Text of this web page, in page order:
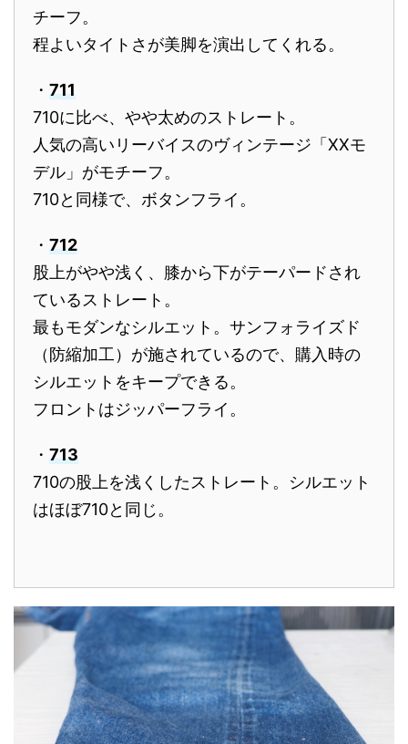
チーフ。
程よいタイトさが美脚を演出してくれる。
・ 711
710に比べ、やや太めのストレート。
人気の高いリーバイスのヴィンテージ「XXモ
デル」がモチーフ。
710と同様で、ボタンフライ。
・ 712
股上がやや浅く、膝から下がテーパードされ
ているストレート。
最もモダンなシルエット。サンフォライズド
（防縮加工）が施されているので、購入時の
シルエットをキープできる。
フロントはジッパーフライ。
・ 713
710の股上を浅くしたストレート。シルエット
はほぼ710と同じ。